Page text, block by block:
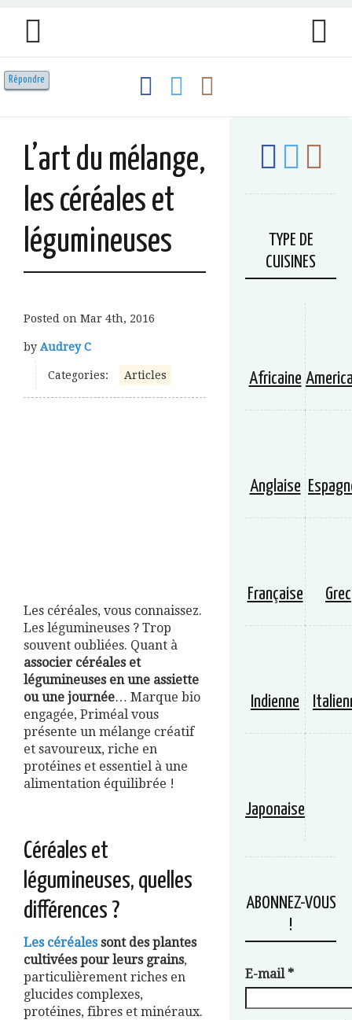
L’art du mélange,
les céréales et
légumineuses
Posted on Mar 4th, 2016
by Audrey C
Categories: Articles
Les céréales, vous connaissez.
Les légumineuses ? Trop
souvent oubliées. Quant à
associer céréales et
légumineuses en une assiette
ou une journée… Marque bio
engagée, Priméal vous
présente un mélange créatif
et savoureux, riche en
protéines et essentiel à une
alimentation équilibrée !
Céréales et
légumineuses, quelles
différences ?
Les céréalessont des plantes
cultivées pour leurs grains,
particulièrement riches en
glucides complexes,
protéines, fibres et minéraux.
Répondre
TYPE DE
CUISINES
Africaine
Anglaise
Française Grec
Indienne
Japonaise
ABONNEZ-VOUS
!
E-mail*